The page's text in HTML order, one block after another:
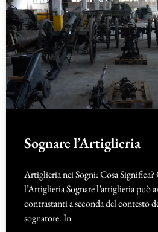
Sognare l’Artiglieria
Artiglieria nei Sogni: Cosa Significa?
l’Artiglieria Sognare l’artiglieria può
contrastanti a seconda del contesto
sognatore. In